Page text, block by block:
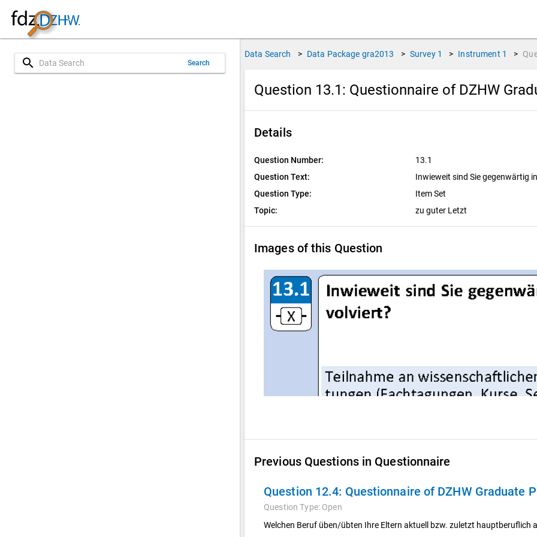
search Search
Data Search > Data Package gra2013 > Survey 1 > Instrument 1 >
Question 13.1: Questionnaire of DZHW
Details
Question Number:
13.1
Question Text:
Inwieweit sind Sie gegenwärtig
Question Type:
Item Set
Topic:
zu guter Letzt
Images of this Question
Previous Questions in Questionnaire
Question 12.4: Questionnaire of DZHW Graduate
Question Type: Open
Welchen Beruf üben/übten Ihre Eltern aktuell bzw. zuletzt hauptberuflich